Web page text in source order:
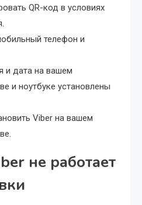
QR-код в условиях
телефон и
и дата на вашем
и ноутбуке установлены
Viber на вашем
не работает